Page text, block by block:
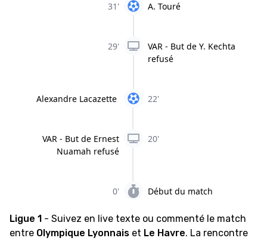
31' A. Touré
29'
VAR - But de Y. Kechta
refusé
22'
Alexandre Lacazette
20'
VAR - But de Ernest
Nuamah refusé
0' Début du match
Ligue 1 - Suivez en live texte ou commenté le match
entre Olympique Lyonnais et Le Havre. La rencontre